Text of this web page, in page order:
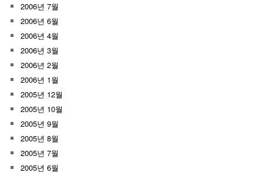
2006년 7월
2006년 6월
2006년 4월
2006년 3월
2006년 2월
2006년 1월
2005년 12월
2005년 10월
2005년 9월
2005년 8월
2005년 7월
2005년 6월